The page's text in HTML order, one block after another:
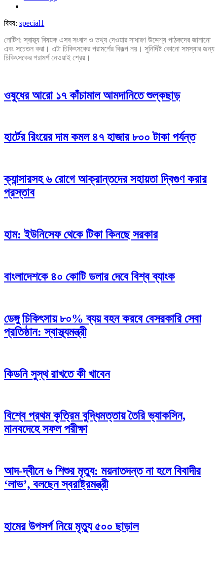
বিষয়: special1
নোটিশ: স্বাস্থ্য বিষয়ক এসব সংবাদ ও তথ্য দেওয়ার সাধারণ উদ্দেশ্য পাঠকদের জানানো
এবং সচেতন করা। এটা চিকিৎসকের পরামর্শের বিকল্প নয়। সুনির্দিষ্ট কোনো সমস্যার জন্য
চিকিৎসকের পরামর্শ নেওয়াই শ্রেয়।
ওষুধের আরো ১৭ কাঁচামাল আমদানিতে শুল্কছাড়
হার্টের রিংয়ের দাম কমল ৪৭ হাজার ৮০০ টাকা পর্যন্ত
ক্যান্সারসহ ৬ রোগে আক্রান্তদের সহায়তা দ্বিগুণ করার
প্রস্তাব
হাম: ইউনিসেফ থেকে টিকা কিনছে সরকার
বাংলাদেশকে ৪০ কোটি ডলার দেবে বিশ্ব ব্যাংক
ডেঙ্গু চিকিৎসায় ৮০% ব্যয় বহন করবে বেসরকারি সেবা
প্রতিষ্ঠান: স্বাস্থ্যমন্ত্রী
কিডনি সুস্থ রাখতে কী খাবেন
বিশ্বে প্রথম কৃত্রিম বুদ্ধিমত্তায় তৈরি ভ্যাকসিন,
মানবদেহে সফল পরীক্ষা
আদ-দ্বীনে ৬ শিশুর মৃত্যু: ময়নাতদন্ত না হলে বিবাদীর
‘লাভ’, বলছেন স্বরাষ্ট্রমন্ত্রী
হামের উপসর্গ নিয়ে মৃত্যু ৫০০ ছাড়াল